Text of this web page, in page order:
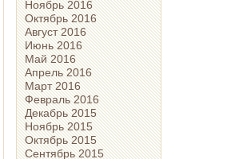
Ноябрь 2016
Октябрь 2016
Август 2016
Июнь 2016
Май 2016
Апрель 2016
Март 2016
Февраль 2016
Декабрь 2015
Ноябрь 2015
Октябрь 2015
Сентябрь 2015